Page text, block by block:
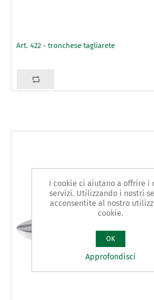
Art. 422 - tronchese tagliarete
I cookie ci aiutano a offrire i
servizi. Utilizzando i nostri
acconsentite al nostro
cookie.
OK
Approfondisci